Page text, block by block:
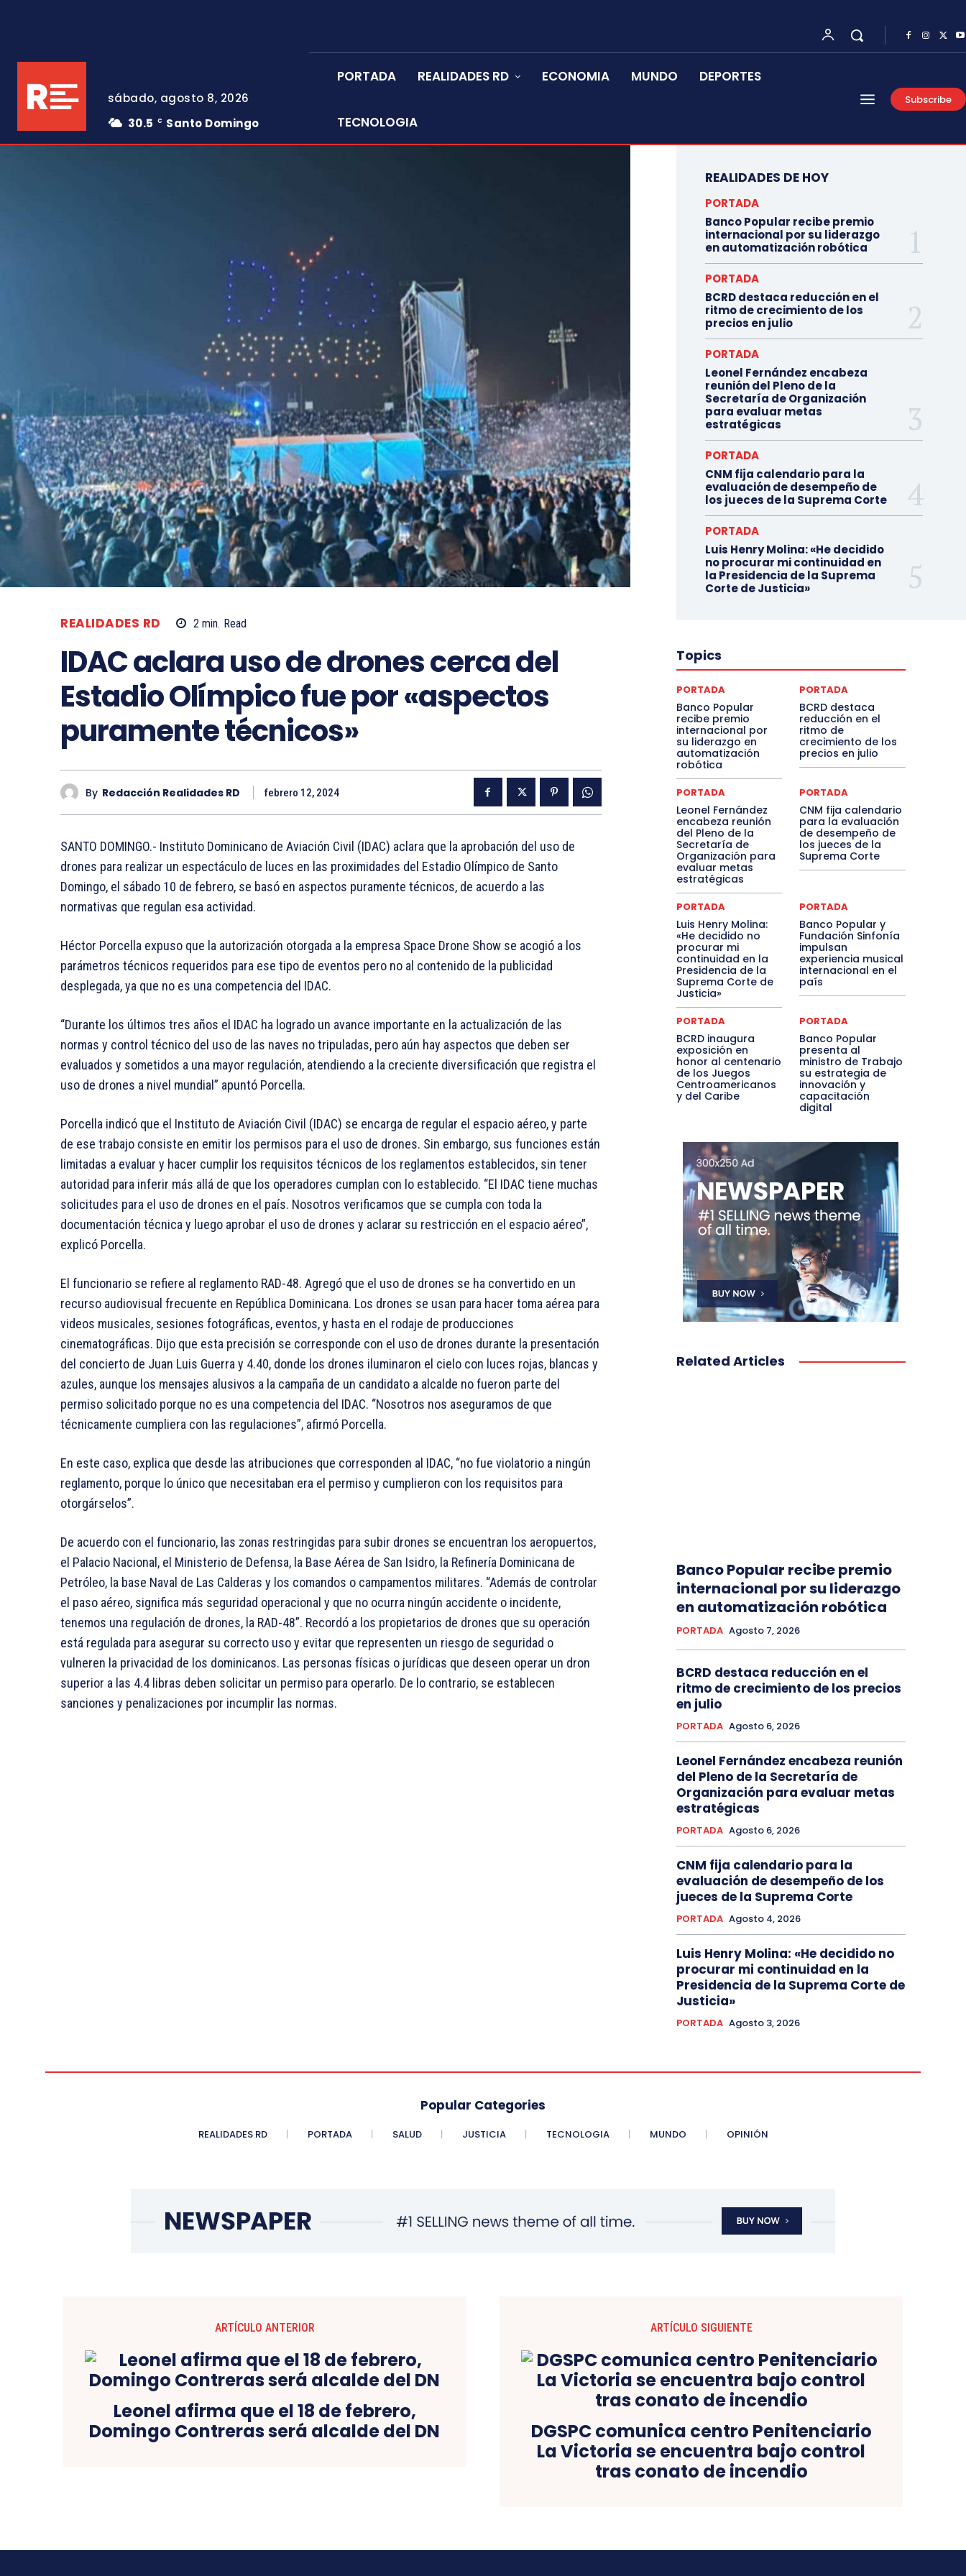
sábado, agosto 8, 2026
30.5
C Santo Domingo
PORTADA REALIDADES RD ECONOMIA MUNDO DEPORTES
TECNOLOGIA
Subscribe
REALIDADES RD 2 min. Read
IDAC aclara uso de drones cerca del
Estadio Olímpico fue por «aspectos
puramente técnicos»
By Redacción Realidades RD febrero 12, 2024
SANTO DOMINGO.- Instituto Dominicano de Aviación Civil (IDAC) aclara que la aprobación del uso de
drones para realizar un espectáculo de luces en las proximidades del Estadio Olímpico de Santo
Domingo, el sábado 10 de febrero, se basó en aspectos puramente técnicos, de acuerdo a las
normativas que regulan esa actividad.
Héctor Porcella expuso que la autorización otorgada a la empresa Space Drone Show se acogió a los
parámetros técnicos requeridos para ese tipo de eventos pero no al contenido de la publicidad
desplegada, ya que no es una competencia del IDAC.
“Durante los últimos tres años el IDAC ha logrado un avance importante en la actualización de las
normas y control técnico del uso de las naves no tripuladas, pero aún hay aspectos que deben ser
evaluados y sometidos a una mayor regulación, atendiendo a la creciente diversificación que registra el
uso de drones a nivel mundial” apuntó Porcella.
Porcella indicó que el Instituto de Aviación Civil (IDAC) se encarga de regular el espacio aéreo, y parte
de ese trabajo consiste en emitir los permisos para el uso de drones. Sin embargo, sus funciones están
limitadas a evaluar y hacer cumplir los requisitos técnicos de los reglamentos establecidos, sin tener
autoridad para inferir más allá de que los operadores cumplan con lo establecido. “El IDAC tiene muchas
solicitudes para el uso de drones en el país. Nosotros verificamos que se cumpla con toda la
documentación técnica y luego aprobar el uso de drones y aclarar su restricción en el espacio aéreo”,
explicó Porcella.
El funcionario se refiere al reglamento RAD-48. Agregó que el uso de drones se ha convertido en un
recurso audiovisual frecuente en República Dominicana. Los drones se usan para hacer toma aérea para
videos musicales, sesiones fotográficas, eventos, y hasta en el rodaje de producciones
cinematográficas. Dijo que esta precisión se corresponde con el uso de drones durante la presentación
del concierto de Juan Luis Guerra y 4.40, donde los drones iluminaron el cielo con luces rojas, blancas y
azules, aunque los mensajes alusivos a la campaña de un candidato a alcalde no fueron parte del
permiso solicitado porque no es una competencia del IDAC. “Nosotros nos aseguramos de que
técnicamente cumpliera con las regulaciones”, afirmó Porcella.
En este caso, explica que desde las atribuciones que corresponden al IDAC, “no fue violatorio a ningún
reglamento, porque lo único que necesitaban era el permiso y cumplieron con los requisitos para
otorgárselos”.
De acuerdo con el funcionario, las zonas restringidas para subir drones se encuentran los aeropuertos,
el Palacio Nacional, el Ministerio de Defensa, la Base Aérea de San Isidro, la Refinería Dominicana de
Petróleo, la base Naval de Las Calderas y los comandos o campamentos militares. “Además de controlar
el paso aéreo, significa más seguridad operacional y que no ocurra ningún accidente o incidente,
tenemos una regulación de drones, la RAD-48”. Recordó a los propietarios de drones que su operación
está regulada para asegurar su correcto uso y evitar que representen un riesgo de seguridad o
vulneren la privacidad de los dominicanos. Las personas físicas o jurídicas que deseen operar un dron
superior a las 4.4 libras deben solicitar un permiso para operarlo. De lo contrario, se establecen
sanciones y penalizaciones por incumplir las normas.
REALIDADES DE HOY
PORTADA
Banco Popular recibe premio
internacional por su liderazgo
en automatización robótica
PORTADA
BCRD destaca reducción en el
ritmo de crecimiento de los
precios en julio
PORTADA
Leonel Fernández encabeza
reunión del Pleno de la
Secretaría de Organización
para evaluar metas
estratégicas
PORTADA
CNM fija calendario para la
evaluación de desempeño de
los jueces de la Suprema Corte
PORTADA
Luis Henry Molina: «He decidido
no procurar mi continuidad en
la Presidencia de la Suprema
Corte de Justicia»
Topics
PORTADA
Banco Popular
recibe premio
internacional por
su liderazgo en
automatización
robótica
PORTADA
BCRD destaca
reducción en el
ritmo de
crecimiento de los
precios en julio
PORTADA
Leonel Fernández
encabeza reunión
del Pleno de la
Secretaría de
Organización para
evaluar metas
estratégicas
PORTADA
CNM fija calendario
para la evaluación
de desempeño de
los jueces de la
Suprema Corte
PORTADA
Luis Henry Molina:
«He decidido no
procurar mi
continuidad en la
Presidencia de la
Suprema Corte de
Justicia»
PORTADA
Banco Popular y
Fundación Sinfonía
impulsan
experiencia musical
internacional en el
país
PORTADA
BCRD inaugura
exposición en
honor al centenario
de los Juegos
Centroamericanos
y del Caribe
PORTADA
Banco Popular
presenta al
ministro de Trabajo
su estrategia de
innovación y
capacitación
digital
Related Articles
Banco Popular recibe premio
internacional por su liderazgo
en automatización robótica
PORTADA Agosto 7, 2026
BCRD destaca reducción en el
ritmo de crecimiento de los precios
en julio
PORTADA Agosto 6, 2026
Leonel Fernández encabeza reunión
del Pleno de la Secretaría de
Organización para evaluar metas
estratégicas
PORTADA Agosto 6, 2026
CNM fija calendario para la
evaluación de desempeño de los
jueces de la Suprema Corte
PORTADA Agosto 4, 2026
Luis Henry Molina: «He decidido no
procurar mi continuidad en la
Presidencia de la Suprema Corte de
Justicia»
PORTADA Agosto 3, 2026
Popular Categories
REALIDADES RD PORTADA SALUD JUSTICIA TECNOLOGIA MUNDO OPINIÓN
ARTÍCULO ANTERIOR
Leonel afirma que el 18 de febrero,
Domingo Contreras será alcalde del DN
ARTÍCULO SIGUIENTE
DGSPC comunica centro Penitenciario
La Victoria se encuentra bajo control
tras conato de incendio